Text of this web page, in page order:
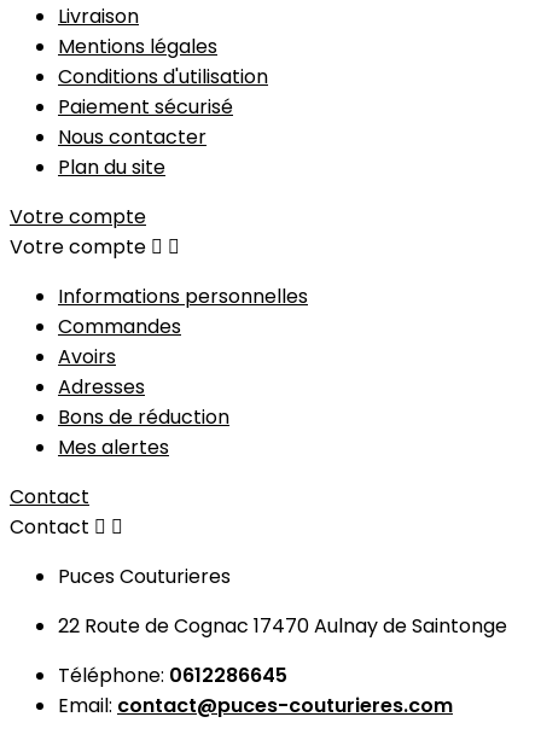
Livraison
Mentions légales
Conditions d'utilisation
Paiement sécurisé
Nous contacter
Plan du site
Votre compte
Votre compte  
Informations personnelles
Commandes
Avoirs
Adresses
Bons de réduction
Mes alertes
Contact
Contact  
Puces Couturieres
22 Route de Cognac 17470 Aulnay de Saintonge
Téléphone: 0612286645
Email: contact@puces-couturieres.com